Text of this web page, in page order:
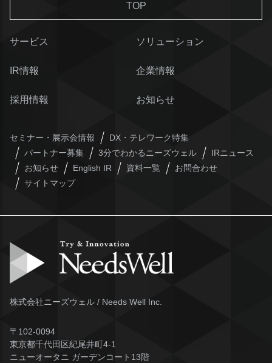
TOP
サービス ソリューション
IR情報 企業情報
採用情報 お知らせ
セミナー・展示会情報
DX・テレワーク特集
パートナー募集
3分でわかるニーズウェル
IRニュース
お知らせ
English IR 資料一覧
お問合わせ
サイトマップ
株式会社ニーズウェル / Needs Well Inc.
〒102-0094
東京都千代田区紀尾井町4-1
ニューオータニ ガーデンコート13階